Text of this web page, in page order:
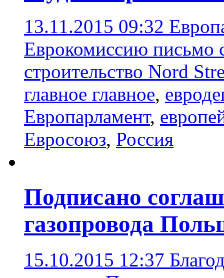
13.11.2015 09:32
Еврокомиссию письмо
строительство Nord
главное главное,
Европарламент,
Евросоюз, Россия
Подписано
газопровода
15.10.2015 12:37